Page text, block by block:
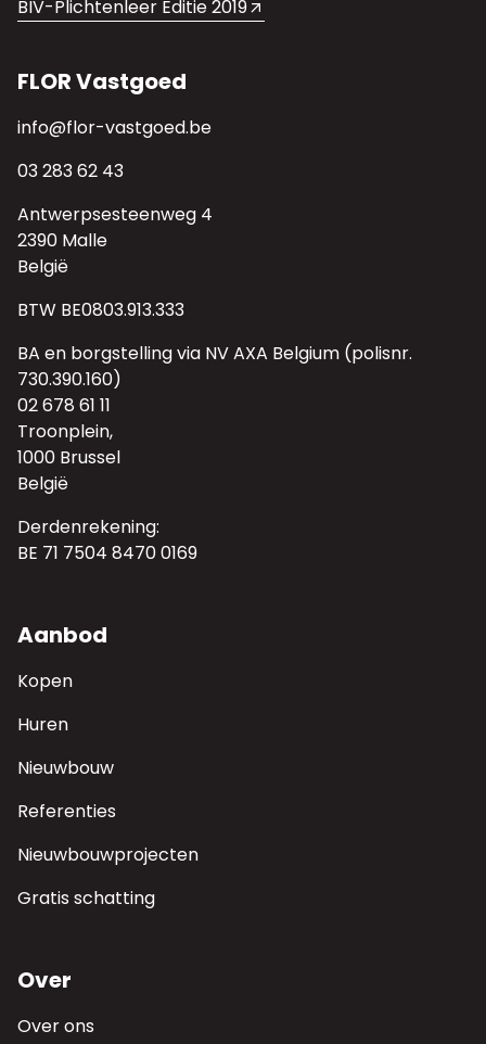
BIV-Plichtenleer Editie 2019
FLOR Vastgoed
info@flor-vastgoed.be
03 283 62 43
Antwerpsesteenweg 4
2390 Malle
België
BTW BE0803.913.333
BA en borgstelling via NV AXA Belgium (polisnr.
730.390.160)
02 678 61 11
Troonplein,
1000 Brussel
België
Derdenrekening:
BE 71 7504 8470 0169
Aanbod
Kopen
Huren
Nieuwbouw
Referenties
Nieuwbouwprojecten
Gratis schatting
Over
Over ons